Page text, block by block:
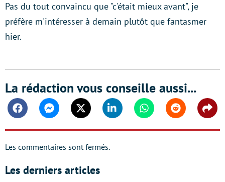
Pas du tout convaincu que "c'était mieux avant", je
préfère m'intéresser à demain plutôt que fantasmer
hier.
La rédaction vous conseille aussi...
FacebookMessengerTwitter Linkedin WhatsappReddit
Les commentaires sont fermés.
Les derniers articles